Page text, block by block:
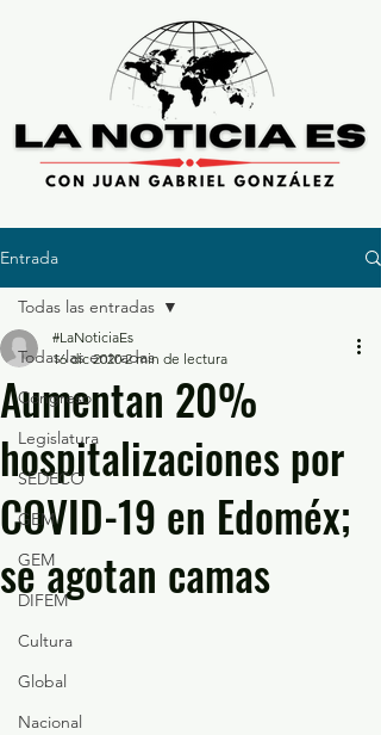
Entrada
Todas las entradas
Congreso
Legislatura
SEDECO
GEM
GEM
DIFEM
Cultura
Global
Nacional
Todas las entradas
Aumentan 20%
hospitalizaciones por
COVID-19 en Edoméx;
se agotan camas
#LaNoticiaEs
16 dic 2020 2 min de lectura